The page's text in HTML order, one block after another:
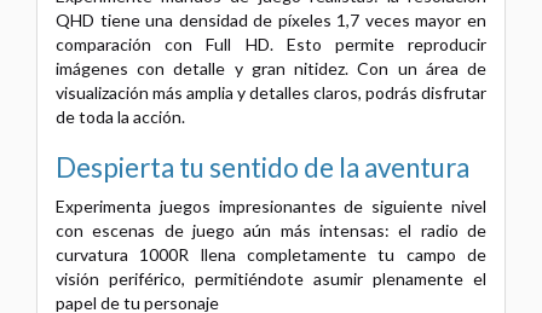
QHD tiene una densidad de píxeles 1,7 veces mayor en
comparación con Full HD. Esto permite reproducir
imágenes con detalle y gran nitidez. Con un área de
visualización más amplia y detalles claros, podrás disfrutar
de toda la acción.
Despierta tu sentido de la aventura
Experimenta juegos impresionantes de siguiente nivel
con escenas de juego aún más intensas: el radio de
curvatura 1000R llena completamente tu campo de
visión periférico, permitiéndote asumir plenamente el
papel de tu personaje